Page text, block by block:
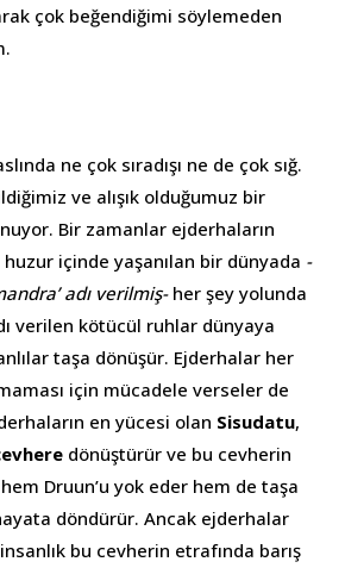
çok beğendiğimi söylemeden
ne çok sıradışı ne de çok sığ.
ve alışık olduğumuz bir
Bir zamanlar ejderhaların
huzur içinde yaşanılan bir dünyada -
adı verilmiş-her şey yolunda
verilen kötücül ruhlar dünyaya
taşa dönüşür. Ejderhalar her
için mücadele verseler de
en yücesi olan Sisudatu,
dönüştürür ve bu cevherin
Druun’u yok eder hem de taşa
döndürür. Ancak ejderhalar
bu cevherin etrafında barış